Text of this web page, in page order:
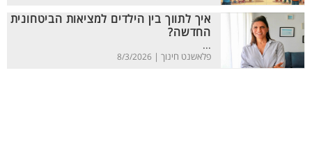
איך לתווך בין הילדים למציאות הביטחונית
החדשה?
...
פלאשנט חינוך | 8/3/2026